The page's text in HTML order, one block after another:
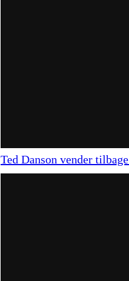
Ted Danson vender